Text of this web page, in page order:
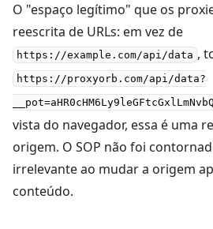
O "espaço legítimo" que os
reescrita de URLs: em vez de
https://example.com/api/data ,
https://proxyorb.com/api/data?
vista do navegador, essa é uma
origem. O SOP não foi
irrelevante ao mudar a origem
conteúdo.